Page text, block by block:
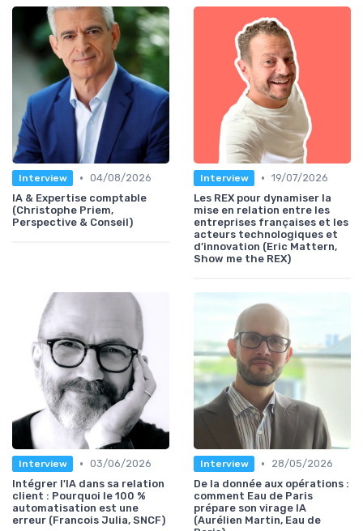
Interview • 04/08/2026
IA & Expertise comptable
(Christophe Priem,
Perspective & Conseil)
Interview • 19/07/2026
Les REX pour dynamiser la
mise en relation entre les
entreprises françaises et les
acteurs technologiques et
d’innovation (Eric Mattern,
Show me the REX)
Interview • 03/06/2026
Intégrer l'IA dans sa relation
client : Pourquoi le 100 %
automatisation est une
erreur (Francois Julia, SNCF)
Interview •
28/05/2026
De la donnée aux opérations :
comment Eau de Paris
prépare son virage IA
(Aurélien Martin, Eau de